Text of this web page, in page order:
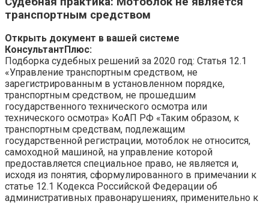
транспортным средством
Открыть документ в вашей системе
КонсультантПлюс:
Подборка судебных решений за 2020 год: Статья 12.1
«Управление транспортным средством, не
зарегистрированным в установленном порядке,
транспортным средством, не прошедшим
государственного технического осмотра или
технического осмотра» КоАП РФ «Таким образом, к
транспортным средствам, подлежащим
государственной регистрации, мотоблок не относится,
самоходной машиной, на управление которой
предоставляется специальное право, не является и,
исходя из понятия, сформулированного в примечании к
статье 12.1 Кодекса Российской Федерации об
административных правонарушениях, применительно к